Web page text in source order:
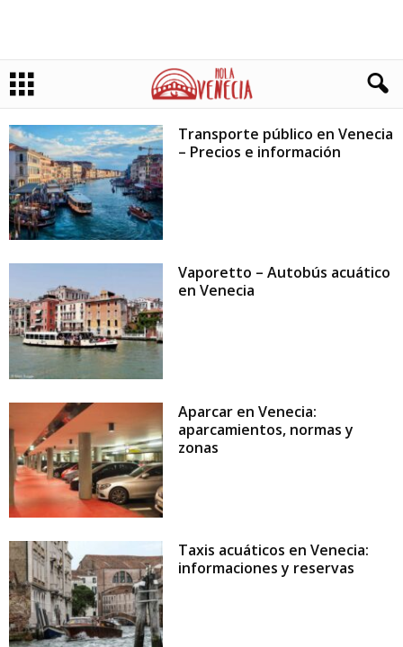
Transporte público en Venecia
– Precios e información
Vaporetto – Autobús acuático
en Venecia
Aparcar en Venecia:
aparcamientos, normas y
zonas
Taxis acuáticos en Venecia:
informaciones y reservas